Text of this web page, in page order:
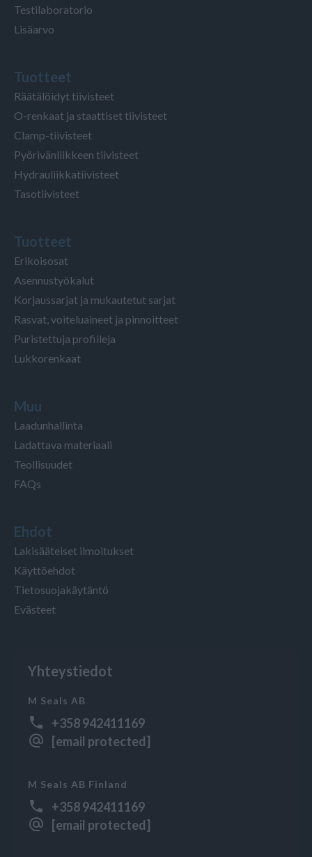
Testilaboratorio
Lisäarvo
Tuotteet
Räätälöidyt tiivisteet
O-renkaat ja staattiset tiivisteet
Clamp-tiivisteet
Pyörivänliikkeen tiivisteet
Hydrauliikkatiivisteet
Tasotiivisteet
Tuotteet
Erikoisosat
Asennustyökalut
Korjaussarjat ja mukautetut sarjat
Rasvat, voiteluaineet ja pinnoitteet
Puristettuja profiileja
Lukkorenkaat
Muu
Laadunhallinta
Ladattava materiaali
Teollisuudet
FAQs
Ehdot
Lakisääteiset ilmoitukset
Käyttöehdot
Tietosuojakäytäntö
Evästeet
Yhteystiedot
M Seals AB
+358 942411169
[email protected]
M Seals AB Finland
+358 942411169
[email protected]